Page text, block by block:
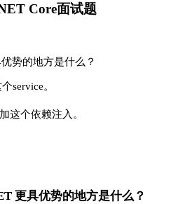
Core面试题
优势的地方是什么？
service。
这个依赖注入。
更具优势的地方是什么？